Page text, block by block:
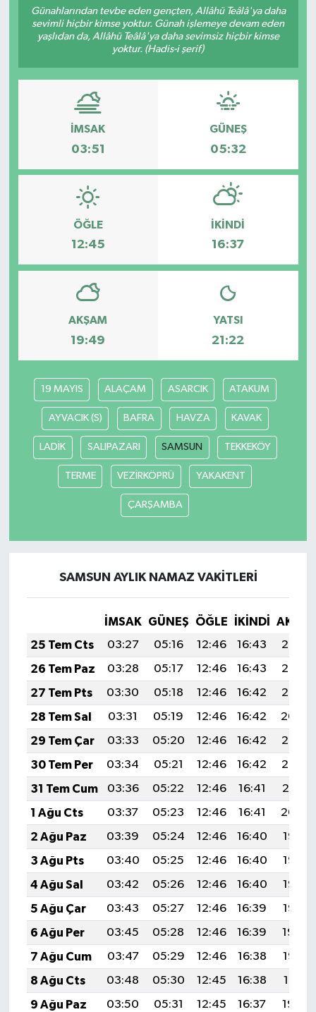
Günahlarından tevbe eden gençten, Allâhü Teâlâ'ya daha
sevimli hiçbir kimse yoktur. Günah işlemeye devam eden
yaşlıdan da, Allâhü Teâlâ'ya daha sevimsiz hiçbir kimse
yoktur. (Hadis-i şerif)
İMSAK
03:51
GÜNEŞ
05:32
ÖĞLE
12:45
İKINDI
16:37
AKŞAM
19:49
YATSI
21:22
19 MAYIS ALAÇAM ASARCIK ATAKUM
AYVACIK (S) BAFRA HAVZA KAVAK
LADİK SALIPAZARI SAMSUN TEKKEKÖY
TERME VEZİRKÖPRÜ YAKAKENT
ÇARŞAMBA
SAMSUN AYLIK NAMAZ VAKITLERI
İMSAK GÜNEŞ ÖĞLE İKINDI
25 Tem Cts
03:27 05:16 12:46 16:43
20:07
26 Tem Paz
03:28 05:17 12:46 16:43
20:06
27 Tem Pts
03:30 05:18 12:46 16:42
20:05
28 Tem Sal
03:31 05:19 12:46 16:42
20:04
29 Tem Çar
03:33 05:20 12:46 16:42
20:03
30 Tem Per
03:34 05:21 12:46 16:42
20:02
31 Tem Cum
03:36 05:22 12:46 16:41
20:01
1 Ağu Cts
03:37 05:23 12:46 16:41
20:00
2 Ağu Paz
03:39 05:24 12:46 16:40
19:58
3 Ağu Pts
03:40 05:25 12:46 16:40
19:57
4 Ağu Sal
03:42 05:26 12:46 16:40
19:56
5 Ağu Çar
03:43 05:27 12:46 16:39
19:55
6 Ağu Per
03:45 05:28 12:46 16:39
19:54
7 Ağu Cum
03:47 05:29 12:46 16:38
19:53
8 Ağu Cts
03:48 05:30 12:45 16:38
19:51
9 Ağu Paz
03:50 05:31 12:45 16:37
19:50
Resmi İlanlar